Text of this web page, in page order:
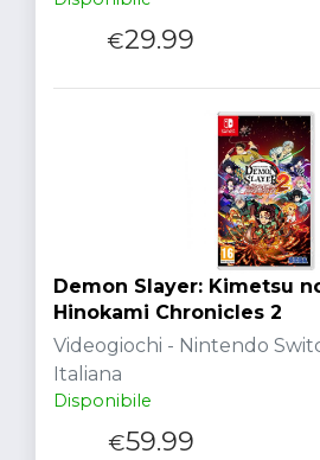
€29.99
Demon Slayer: Kimetsu
Hinokami Chronicles 2
Videogiochi - Nintendo
Italiana
Disponibile
€59.99